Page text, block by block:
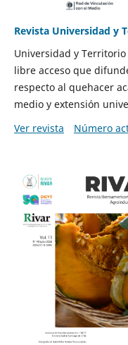
Revista Universidad y
Universidad y
libre acceso que
respecto al quehacer
medio y extensión
Ver revista
Número